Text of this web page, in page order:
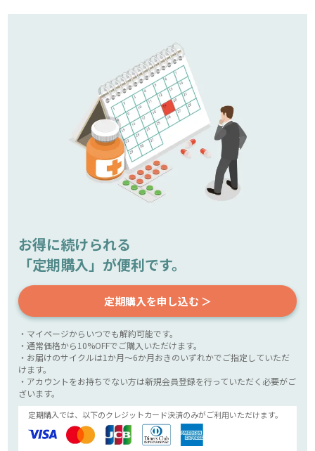
お得に続けられる
「定期購入」が便利です。
定期購入を申し込む ＞
・マイページからいつでも解約可能です。
・通常価格から10%OFFでご購入いただけます。
・お届けのサイクルは1か月～6か月おきのいずれかでご指定していただ
けます。
・アカウントをお持ちでない方は新規会員登録を行っていただく必要がご
ざいます。
定期購入では、以下のクレジットカード決済のみがご利用いただけます。